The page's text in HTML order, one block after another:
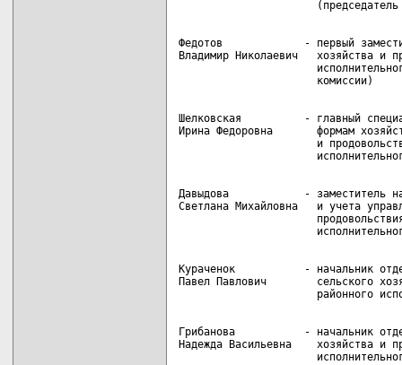
Федотов             - первый
Владимир Николаевич   хозяйства и
Шелковская          - главный
Ирина Федоровна       формам
и
Давыдова            - заместитель
Светлана Михайловна   и учета
Кураченок           - начальник
Павел Павлович        сельского
Грибанова           - начальник
Надежда Васильевна    хозяйства и